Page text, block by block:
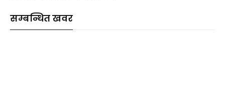
सम्बन्धित खवर